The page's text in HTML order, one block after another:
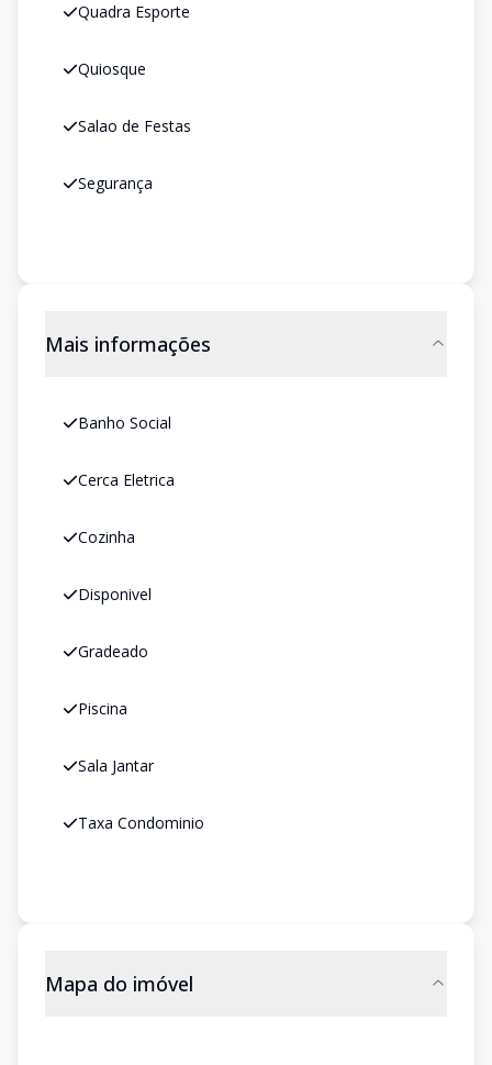
Quadra Esporte
Quiosque
Salao de Festas
Segurança
Mais informações
Banho Social
Cerca Eletrica
Cozinha
Disponivel
Gradeado
Piscina
Sala Jantar
Taxa Condominio
Mapa do imóvel